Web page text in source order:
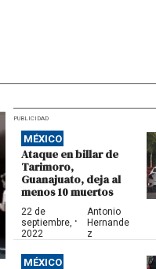
PUBLICIDAD
MÉXICO
Ataque en billar de
Tarimoro,
Guanajuato, deja al
menos 10 muertos
22 de
septiembre,
2022
·
Antonio
Hernande
z
MÉXICO